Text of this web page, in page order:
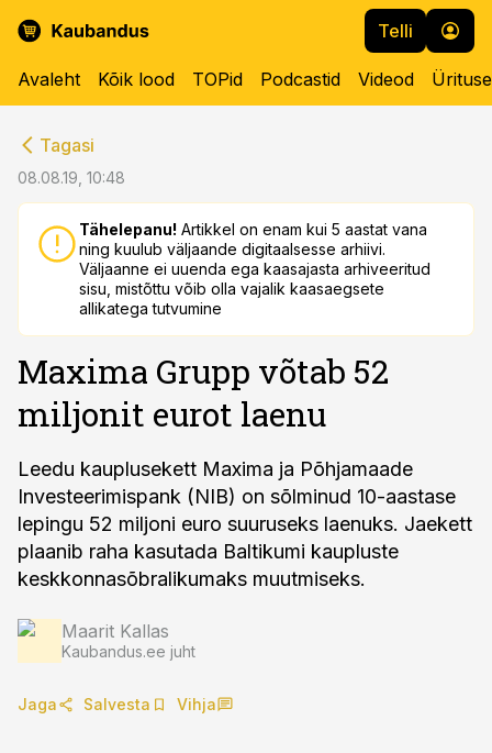
Telli
Avaleht Kõik lood TOPid Podcastid Videod
Tagasi
08.08.19, 10:48
Tähelepanu! Artikkel on enam kui 5 aastat vana
ning kuulub väljaande digitaalsesse arhiivi.
Väljaanne ei uuenda ega kaasajasta arhiveeritud
sisu, mistõttu võib olla vajalik kaasaegsete
allikatega tutvumine
Maxima Grupp võtab 52
miljonit eurot laenu
Leedu kauplusekett Maxima ja Põhjamaade
Investeerimispank (NIB) on sõlminud 10-aastase
lepingu 52 miljoni euro suuruseks laenuks. Jaekett
plaanib raha kasutada Baltikumi kaupluste
keskkonnasõbralikumaks muutmiseks.
Maarit Kallas
Kaubandus.ee juht
Jaga Salvesta Vihja